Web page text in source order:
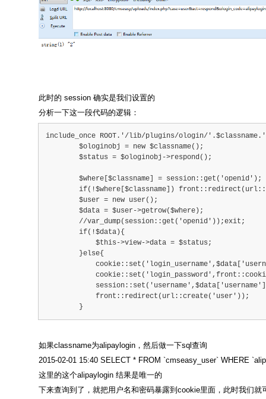
此时的 session 确实是我们设置的
分析一下这一段代码的逻辑：
include_once ROOT.'/lib/plugins/ologin/
        $ologinobj = new $classname();
        $status = $ologinobj->respond();
        $where[$classname] = session::get('openid');
if(!$where[$classname])
        $user = new user();
        $data = $user->getrow($where);
        //var_dump(session::get('openid'));exit;
        if(!$data){
            $this->view->data = $status;
        }else{
            front::redirect(url::create('user'));
        }
如果classname为alipaylogin，然后做一下sql查询
2015-02-01 15:40 SELECT * FROM `cmseasy_user` WHERE
这里的这个alipaylogin 结果是唯一的
下来查询到了，就把用户名和密码暴露到cookie里面，此时我们就